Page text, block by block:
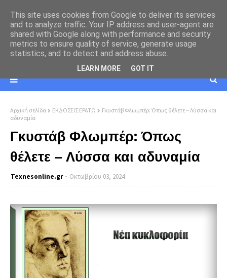
Αρχική σελίδα ΕΚΔΟΣΕΙΣ ΕΡΑΤΩ
Γκυστάβ Φλωμπέρ: Όπως θέλετε – Λύσσα και
αδυναμία
Γκυστάβ Φλωμπέρ: Όπως
θέλετε – Λύσσα και αδυναμία
Texnesοnline.gr Οκτωβρίου 03, 2024
This site uses cookies from Google to deliver its services
and to analyze traffic. Your IP address and user-agent are
shared with Google along with performance and security
metrics to ensure quality of service, generate usage
statistics, and to detect and address abuse.
LEARN MORE GOT IT